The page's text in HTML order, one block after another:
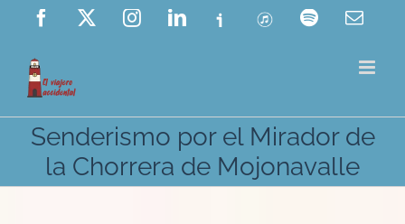
Saltar
contenido
Facebook InstagramLinkedIn
Ivoox ITunes Spotify
Senderismo por el Mirador de
la Chorrera de Mojonavalle